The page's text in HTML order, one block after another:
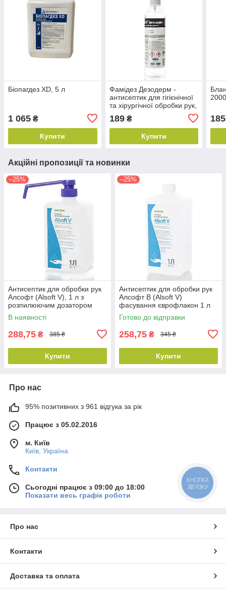
Біопагдез XD, 5 л
1 065 ₴
Купити
Фамідез Дезодерм -
антисептик для гігієнічної
та хірургічної обробки рук,
Україна
189₴
Купити
185
Акційні пропозиції та новинки
–25%
Антисептик для обробки рук
Алсофт (Alsoft V), 1 л з
розпилюючим дозатором
В наявності
288,75 ₴ 385 ₴
Купити
–25%
Антисептик для обробки рук
Алсофт В (Alsoft V)
фасування єврофлакон 1 л
Готово до відправки
258,75 ₴ 345 ₴
Купити
Про нас
95% позитивних з 961 відгука за рік
Працює з 05.02.2016
м. Київ
Київ, Україна
Контакти
Сьогодні працює з 09:00 до 18:00
Показати весь графік роботи
Про нас
Контакти
Доставка та оплата
КНОПКА
ЗВ'ЯЗКУ